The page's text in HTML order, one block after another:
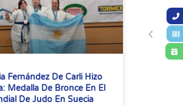
Fernández De Carli Hizo
Medalla De Bronce En El
De Judo En Suecia